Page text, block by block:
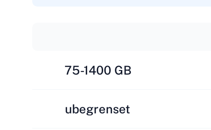
75-1400 GB
ubegrenset